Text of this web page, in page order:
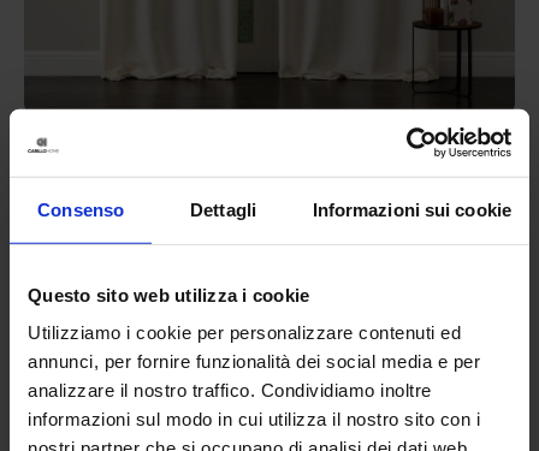
Consenso Dettagli Informazioni sui cookie
Questo sito web utilizza i cookie
Utilizziamo i cookie per personalizzare contenuti ed
annunci, per fornire funzionalità dei social media e per
analizzare il nostro traffico. Condividiamo inoltre
informazioni sul modo in cui utilizza il nostro sito con i
Linea oro
Tenda Confezionata In Ciniglia Bliss
39,90€ Da
€
Colori disponibili